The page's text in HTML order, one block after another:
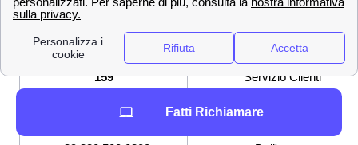
800 900 134
Numero Verde
159 Servizio Clienti
[email protected] Indirizzo mail per PEC
Fatti Richiamare